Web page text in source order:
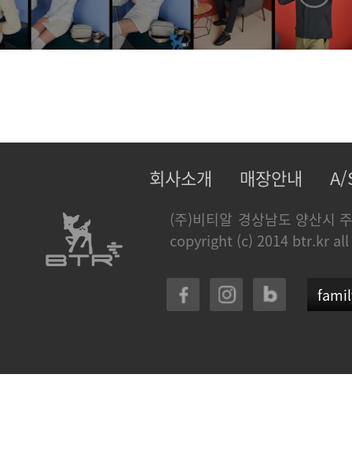
회사소개 매장안내 A/
(주)비티알 경상남도 양산시
copyright (c) 2014 btr.kr